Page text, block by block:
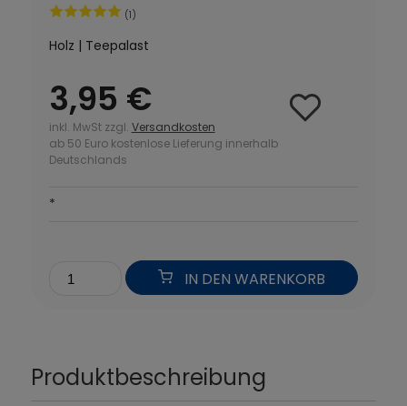
(1)
Holz | Teepalast
3,95 €
inkl. MwSt zzgl. Versandkosten
ab 50 Euro kostenlose Lieferung innerhalb
Deutschlands
*
IN DEN WARENKORB
Produktbeschreibung